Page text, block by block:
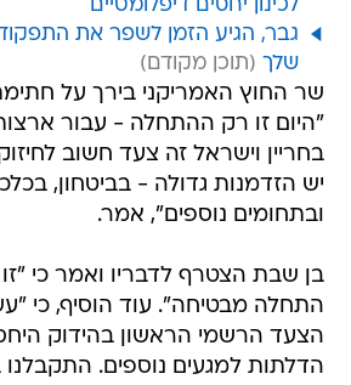
לכינון יחסים דיפלומטיים
גבר, הגיע הזמן לשפר את התפקוד
שלך
שר החוץ האמריקני בירך על
"היום זו רק ההתחלה - עבור
בחריין וישראל זה צעד חשוב
יש הזדמנות גדולה - בביטחון,
ובתחומים נוספים", אמר.
בן שבת הצטרף לדבריו ואמר כי
התחלה מבטיחה". עוד הוסיף, כי
הצעד הרשמי הראשון בהידוק
הדלתות למגעים נוספים. התקבלנו